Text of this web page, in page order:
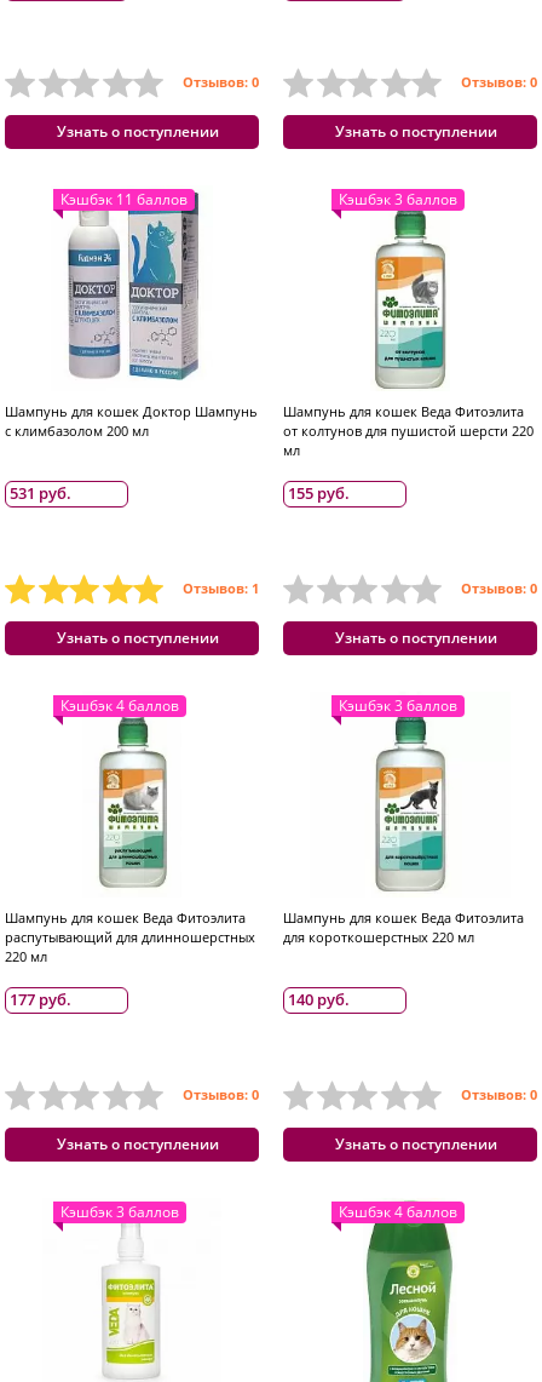
Отзывов: 0
Узнать о поступлении
Отзывов: 0
Узнать о поступлении
Кэшбэк 11 баллов
Шампунь для кошек Доктор Шампунь
с климбазолом 200 мл
531 руб.
Отзывов: 1
Узнать о поступлении
Кэшбэк 3 баллов
Шампунь для кошек Веда Фитоэлита
от колтунов для пушистой шерсти 220
мл
155 руб.
Отзывов: 0
Узнать о поступлении
Кэшбэк 4 баллов
Шампунь для кошек Веда Фитоэлита
распутывающий для длинношерстных
220 мл
177 руб.
Отзывов: 0
Узнать о поступлении
Кэшбэк 3 баллов
Шампунь для кошек Веда Фитоэлита
для короткошерстных 220 мл
140 руб.
Отзывов: 0
Узнать о поступлении
Кэшбэк 3 баллов Кэшбэк 4 баллов